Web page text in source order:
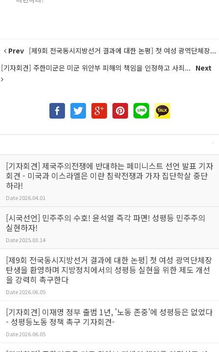
Prev [제9회 전국동시지방선거 결과에 대한 논평] 첫 여성 광역단체장...
[기자회견] 주한미군은 미군 위안부 피해의 책임을 인정하고 사죄... Next
[기자회견] 제국주의전쟁에 반대하는 페미니스트 선언 발표 기자
회견 - 미국과 이스라엘은 이란 침략전쟁과 가자 집단학살 중단
하라!
Date2026.04.01
[시국선언] 민주주의 수호! 윤석열 즉각 파면! 성평등 민주주의
실현하자!
Date2025.03.14
[제9회 전국동시지방선거 결과에 대한 논평] 첫 여성 광역단체장
탄생을 환영하며 지방정치에서의 성평등 실현을 위한 제도 개선
을 강력히 촉구한다
Date2026.06.05
[기자회견] 이재명 정부 출범 1년, '노동 존중'에 성평등은 없었다
- 성평등노동 정책 촉구 기자회견-
Date2026.06.05